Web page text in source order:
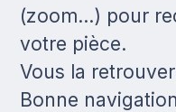
(zoom...) pour
votre pièce.
Vous la
Bonne